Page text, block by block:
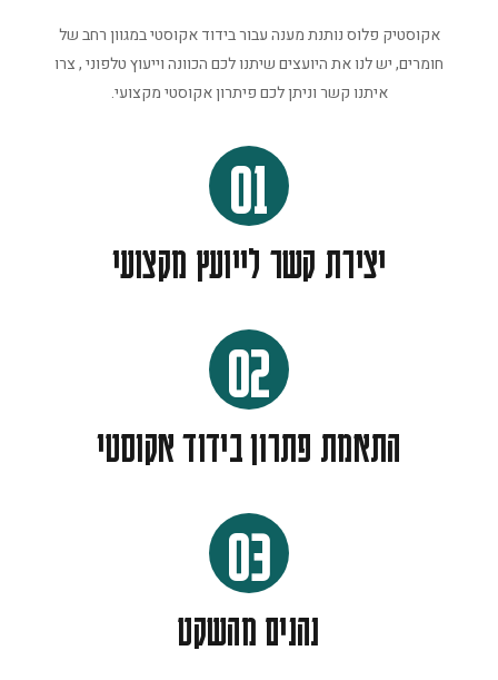
אקוסטיק פלוס נותנת מענה עבור בידוד אקוסטי במגוון רחב של
חומרים, יש לנו את היועצים שיתנו לכם הכוונה וייעוץ טלפוני , צרו
איתנו קשר וניתן לכם פיתרון אקוסטי מקצועי.
01
יצירת קשר לייועץ מקצועי
02
התאמת פתרון בידוד אקוסטי
03
נהנים מהשקט